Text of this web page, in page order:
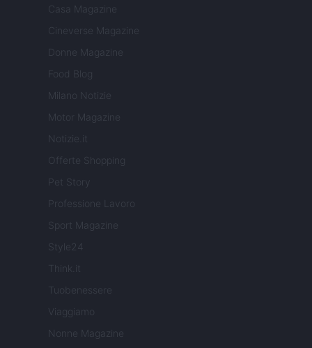
Casa Magazine
Cineverse Magazine
Donne Magazine
Food Blog
Milano Notizie
Motor Magazine
Notizie.it
Offerte Shopping
Pet Story
Professione Lavoro
Sport Magazine
Style24
Think.it
Tuobenessere
Viaggiamo
Nonne Magazine